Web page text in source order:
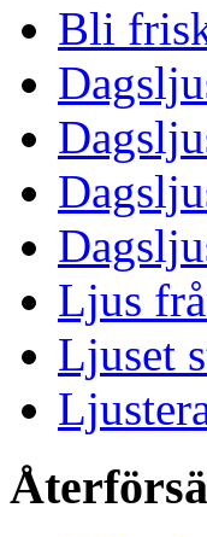
Bli
Ljus
Ljuset